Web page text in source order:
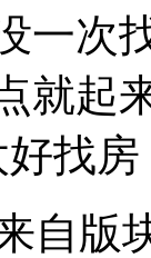
一次
就起
找
自版